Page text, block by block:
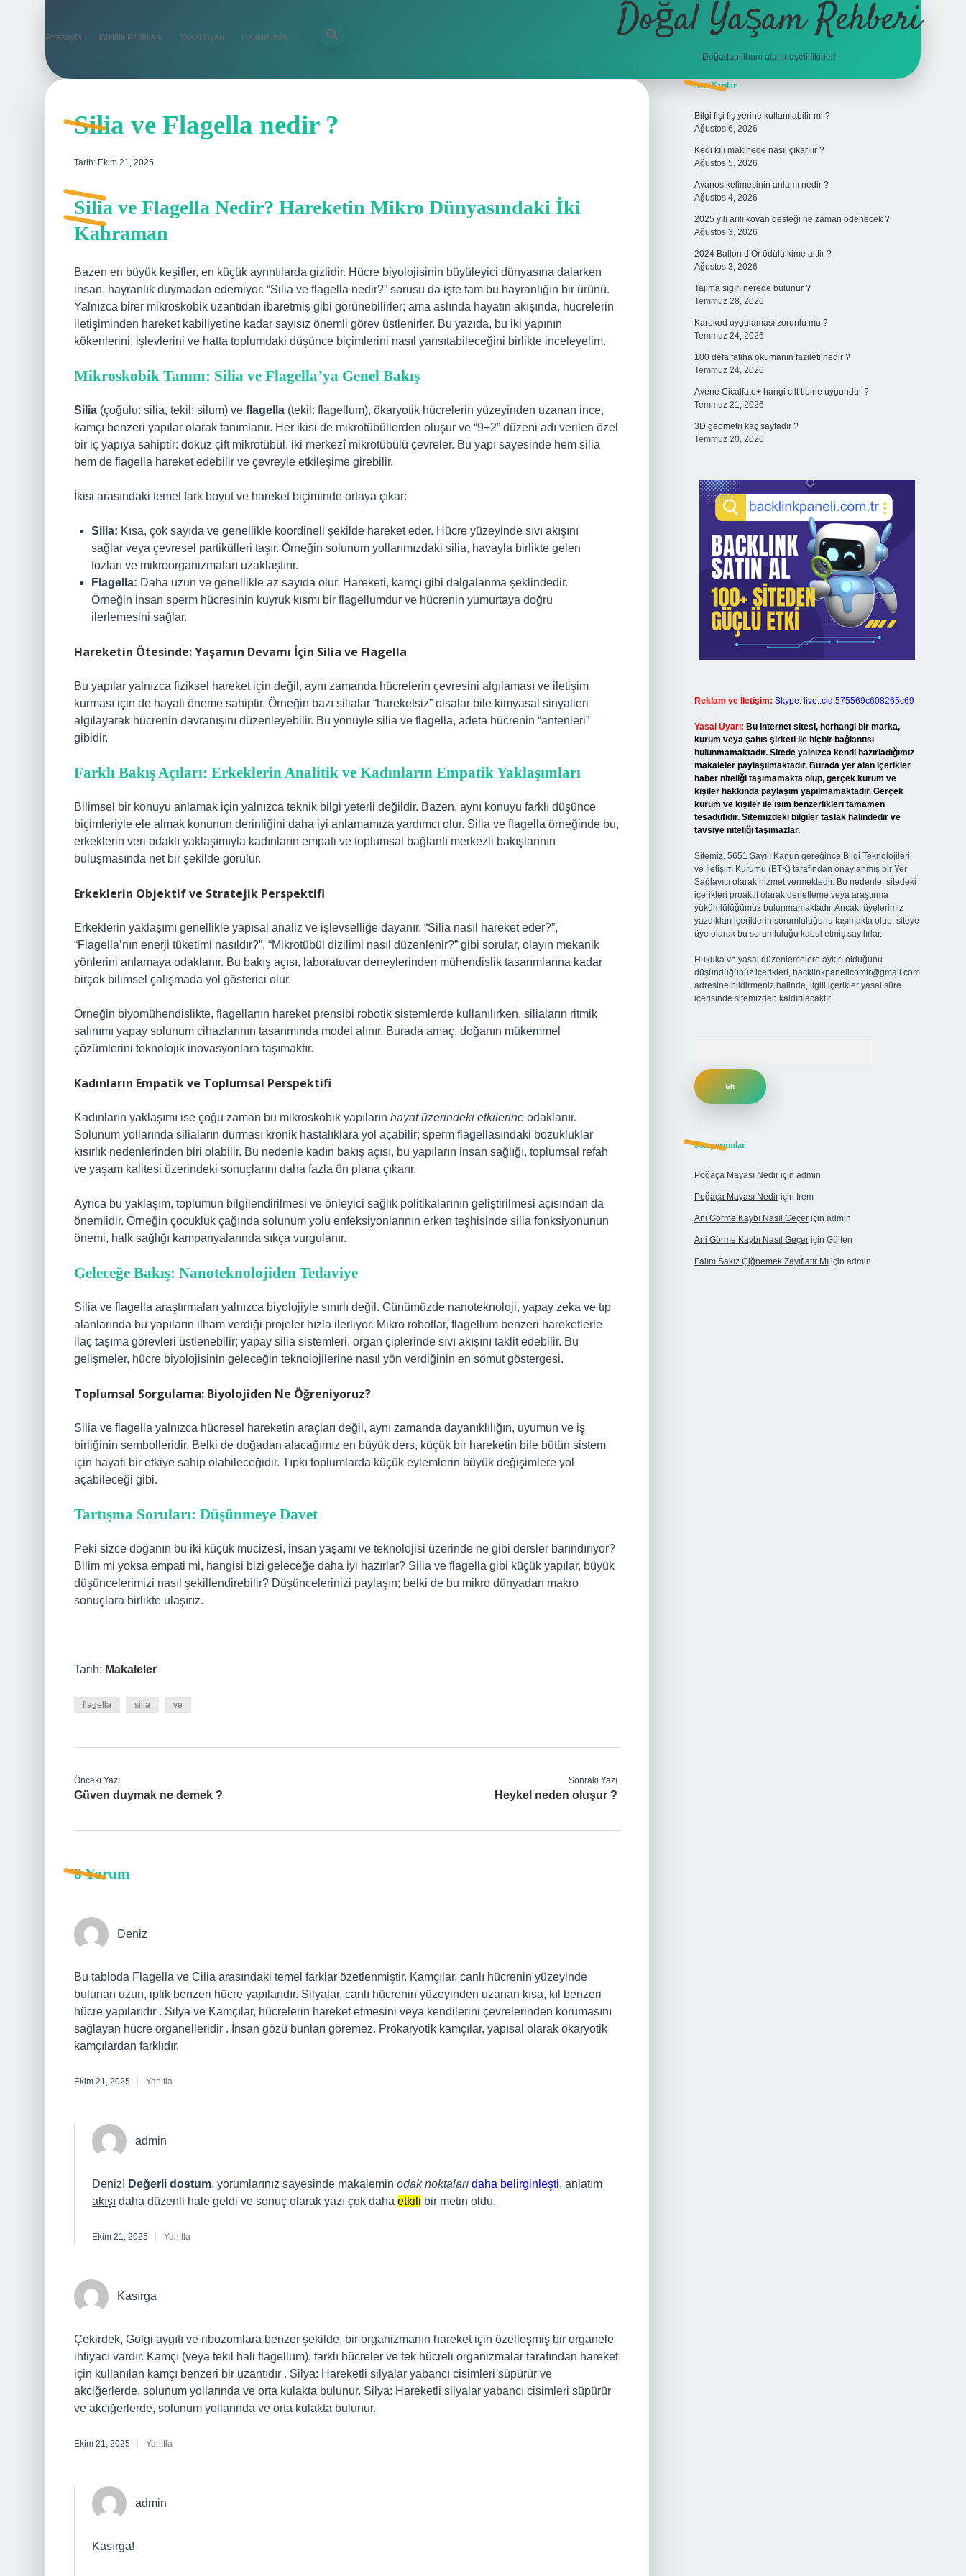
Anasayfa Gizlilik Politikası Yasal Uyarı Hakkımızda Doğal Yaşam Rehberi
Doğadan ilham alan neşeli fikirler!
Silia ve Flagella nedir ?
Tarih: Ekim 21, 2025
Silia ve Flagella Nedir? Hareketin Mikro Dünyasındaki İki
Kahraman
Bazen en büyük keşifler, en küçük ayrıntılarda gizlidir. Hücre biyolojisinin büyüleyici dünyasına dalarken
insan, hayranlık duymadan edemiyor. “Silia ve flagella nedir?” sorusu da işte tam bu hayranlığın bir ürünü.
Yalnızca birer mikroskobik uzantıdan ibaretmiş gibi görünebilirler; ama aslında hayatın akışında, hücrelerin
iletişiminden hareket kabiliyetine kadar sayısız önemli görev üstlenirler. Bu yazıda, bu iki yapının
kökenlerini, işlevlerini ve hatta toplumdaki düşünce biçimlerini nasıl yansıtabileceğini birlikte inceleyelim.
Mikroskobik Tanım: Silia ve Flagella’ya Genel Bakış
Silia (çoğulu: silia, tekil: silum) ve flagella (tekil: flagellum), ökaryotik hücrelerin yüzeyinden uzanan ince,
kamçı benzeri yapılar olarak tanımlanır. Her ikisi de mikrotübüllerden oluşur ve “9+2” düzeni adı verilen özel
bir iç yapıya sahiptir: dokuz çift mikrotübül, iki merkezî mikrotübülü çevreler. Bu yapı sayesinde hem silia
hem de flagella hareket edebilir ve çevreyle etkileşime girebilir.
İkisi arasındaki temel fark boyut ve hareket biçiminde ortaya çıkar:
Silia: Kısa, çok sayıda ve genellikle koordineli şekilde hareket eder. Hücre yüzeyinde sıvı akışını
sağlar veya çevresel partikülleri taşır. Örneğin solunum yollarımızdaki silia, havayla birlikte gelen
tozları ve mikroorganizmaları uzaklaştırır.
Flagella: Daha uzun ve genellikle az sayıda olur. Hareketi, kamçı gibi dalgalanma şeklindedir.
Örneğin insan sperm hücresinin kuyruk kısmı bir flagellumdur ve hücrenin yumurtaya doğru
ilerlemesini sağlar.
Hareketin Ötesinde: Yaşamın Devamı İçin Silia ve Flagella
Bu yapılar yalnızca fiziksel hareket için değil, aynı zamanda hücrelerin çevresini algılaması ve iletişim
kurması için de hayati öneme sahiptir. Örneğin bazı silialar “hareketsiz” olsalar bile kimyasal sinyalleri
algılayarak hücrenin davranışını düzenleyebilir. Bu yönüyle silia ve flagella, adeta hücrenin “antenleri”
gibidir.
Farklı Bakış Açıları: Erkeklerin Analitik ve Kadınların Empatik Yaklaşımları
Bilimsel bir konuyu anlamak için yalnızca teknik bilgi yeterli değildir. Bazen, aynı konuyu farklı düşünce
biçimleriyle ele almak konunun derinliğini daha iyi anlamamıza yardımcı olur. Silia ve flagella örneğinde bu,
erkeklerin veri odaklı yaklaşımıyla kadınların empati ve toplumsal bağlantı merkezli bakışlarının
buluşmasında net bir şekilde görülür.
Erkeklerin Objektif ve Stratejik Perspektifi
Erkeklerin yaklaşımı genellikle yapısal analiz ve işlevselliğe dayanır. “Silia nasıl hareket eder?”,
“Flagella’nın enerji tüketimi nasıldır?”, “Mikrotübül dizilimi nasıl düzenlenir?” gibi sorular, olayın mekanik
yönlerini anlamaya odaklanır. Bu bakış açısı, laboratuvar deneylerinden mühendislik tasarımlarına kadar
birçok bilimsel çalışmada yol gösterici olur.
Örneğin biyomühendislikte, flagellanın hareket prensibi robotik sistemlerde kullanılırken, siliaların ritmik
salınımı yapay solunum cihazlarının tasarımında model alınır. Burada amaç, doğanın mükemmel
çözümlerini teknolojik inovasyonlara taşımaktır.
Kadınların Empatik ve Toplumsal Perspektifi
Kadınların yaklaşımı ise çoğu zaman bu mikroskobik yapıların hayat üzerindeki etkilerine odaklanır.
Solunum yollarında siliaların durması kronik hastalıklara yol açabilir; sperm flagellasındaki bozukluklar
kısırlık nedenlerinden biri olabilir. Bu nedenle kadın bakış açısı, bu yapıların insan sağlığı, toplumsal refah
ve yaşam kalitesi üzerindeki sonuçlarını daha fazla ön plana çıkarır.
Ayrıca bu yaklaşım, toplumun bilgilendirilmesi ve önleyici sağlık politikalarının geliştirilmesi açısından da
önemlidir. Örneğin çocukluk çağında solunum yolu enfeksiyonlarının erken teşhisinde silia fonksiyonunun
önemi, halk sağlığı kampanyalarında sıkça vurgulanır.
Geleceğe Bakış: Nanoteknolojiden Tedaviye
Silia ve flagella araştırmaları yalnızca biyolojiyle sınırlı değil. Günümüzde nanoteknoloji, yapay zeka ve tıp
alanlarında bu yapıların ilham verdiği projeler hızla ilerliyor. Mikro robotlar, flagellum benzeri hareketlerle
ilaç taşıma görevleri üstlenebilir; yapay silia sistemleri, organ çiplerinde sıvı akışını taklit edebilir. Bu
gelişmeler, hücre biyolojisinin geleceğin teknolojilerine nasıl yön verdiğinin en somut göstergesi.
Toplumsal Sorgulama: Biyolojiden Ne Öğreniyoruz?
Silia ve flagella yalnızca hücresel hareketin araçları değil, aynı zamanda dayanıklılığın, uyumun ve iş
birliğinin sembolleridir. Belki de doğadan alacağımız en büyük ders, küçük bir hareketin bile bütün sistem
için hayati bir etkiye sahip olabileceğidir. Tıpkı toplumlarda küçük eylemlerin büyük değişimlere yol
açabileceği gibi.
Tartışma Soruları: Düşünmeye Davet
Peki sizce doğanın bu iki küçük mucizesi, insan yaşamı ve teknolojisi üzerinde ne gibi dersler barındırıyor?
Bilim mi yoksa empati mi, hangisi bizi geleceğe daha iyi hazırlar? Silia ve flagella gibi küçük yapılar, büyük
düşüncelerimizi nasıl şekillendirebilir? Düşüncelerinizi paylaşın; belki de bu mikro dünyadan makro
sonuçlara birlikte ulaşırız.
Tarih: Makaleler
flagella silia ve
Önceki Yazı
Güven duymak ne demek ?
Sonraki Yazı
Heykel neden oluşur ?
8 Yorum
Deniz
Bu tabloda Flagella ve Cilia arasındaki temel farklar özetlenmiştir. Kamçılar, canlı hücrenin yüzeyinde
bulunan uzun, iplik benzeri hücre yapılarıdır. Silyalar, canlı hücrenin yüzeyinden uzanan kısa, kıl benzeri
hücre yapılarıdır . Silya ve Kamçılar, hücrelerin hareket etmesini veya kendilerini çevrelerinden korumasını
sağlayan hücre organelleridir . İnsan gözü bunları göremez. Prokaryotik kamçılar, yapısal olarak ökaryotik
kamçılardan farklıdır.
Ekim 21, 2025 Yanıtla
admin
Deniz! Değerli dostum, yorumlarınız sayesinde makalemin odak noktaları daha belirginleşti, anlatım
akışı daha düzenli hale geldi ve sonuç olarak yazı çok daha etkili bir metin oldu.
Ekim 21, 2025 Yanıtla
Kasırga
Çekirdek, Golgi aygıtı ve ribozomlara benzer şekilde, bir organizmanın hareket için özelleşmiş bir organele
ihtiyacı vardır. Kamçı (veya tekil hali flagellum), farklı hücreler ve tek hücreli organizmalar tarafından hareket
için kullanılan kamçı benzeri bir uzantıdır . Silya: Hareketli silyalar yabancı cisimleri süpürür ve
akciğerlerde, solunum yollarında ve orta kulakta bulunur. Silya: Hareketli silyalar yabancı cisimleri süpürür
ve akciğerlerde, solunum yollarında ve orta kulakta bulunur.
Ekim 21, 2025 Yanıtla
admin
Kasırga!
Sidebar
Son Yazılar
Bilgi fişi fiş yerine kullanılabilir mi ?
Ağustos 6, 2026
Kedi kılı makinede nasıl çıkarılır ?
Ağustos 5, 2026
Avanos kelimesinin anlamı nedir ?
Ağustos 4, 2026
2025 yılı arılı kovan desteği ne zaman ödenecek ?
Ağustos 3, 2026
2024 Ballon d’Or ödülü kime aittir ?
Ağustos 3, 2026
Tajima sığırı nerede bulunur ?
Temmuz 28, 2026
Karekod uygulaması zorunlu mu ?
Temmuz 24, 2026
100 defa fatiha okumanın fazileti nedir ?
Temmuz 24, 2026
Avene Cicalfate+ hangi cilt tipine uygundur ?
Temmuz 21, 2026
3D geometri kaç sayfadır ?
Temmuz 20, 2026
Reklam ve İletişim: Skype: live:.cid.575569c608265c69
Yasal Uyarı: Bu internet sitesi, herhangi bir marka,
kurum veya şahıs şirketi ile hiçbir bağlantısı
bulunmamaktadır. Sitede yalnızca kendi hazırladığımız
makaleler paylaşılmaktadır. Burada yer alan içerikler
haber niteliği taşımamakta olup, gerçek kurum ve
kişiler hakkında paylaşım yapılmamaktadır. Gerçek
kurum ve kişiler ile isim benzerlikleri tamamen
tesadüfidir. Sitemizdeki bilgiler taslak halindedir ve
tavsiye niteliği taşımazlar.
Sitemiz, 5651 Sayılı Kanun gereğince Bilgi Teknolojileri
ve İletişim Kurumu (BTK) tarafından onaylanmış bir Yer
Sağlayıcı olarak hizmet vermektedir. Bu nedenle, sitedeki
içerikleri proaktif olarak denetleme veya araştırma
yükümlülüğümüz bulunmamaktadır. Ancak, üyelerimiz
yazdıkları içeriklerin sorumluluğunu taşımakta olup, siteye
üye olarak bu sorumluluğu kabul etmiş sayılırlar.
Hukuka ve yasal düzenlemelere aykırı olduğunu
düşündüğünüz içerikleri, backlinkpanelicomtr@gmail.com
adresine bildirmeniz halinde, ilgili içerikler yasal süre
içerisinde sitemizden kaldırılacaktır.
Son yorumlar
Poğaça Mayası Nediriçin admin
Poğaça Mayası Nediriçin İrem
Ani Görme Kaybı Nasıl Geçeriçin admin
Ani Görme Kaybı Nasıl Geçeriçin Gülten
Falım Sakız Çiğnemek Zayıflatır Mıiçin admin